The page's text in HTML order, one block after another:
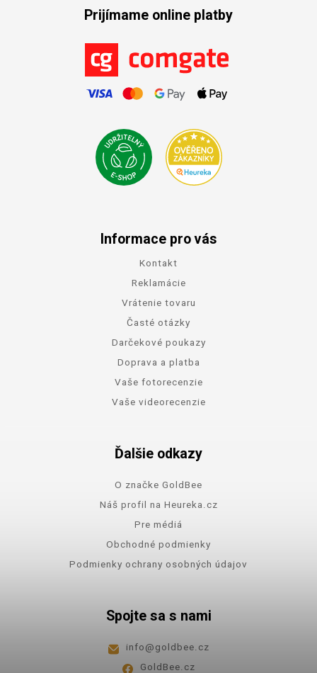
Prijímame online platby
Informace pro vás
Kontakt
Reklamácie
Vrátenie tovaru
Časté otázky
Darčekové poukazy
Doprava a platba
Vaše fotorecenzie
Vaše videorecenzie
Ďalšie odkazy
O značke GoldBee
Náš profil na Heureka.cz
Pre médiá
Obchodné podmienky
Podmienky ochrany osobných údajov
Spojte sa s nami
info@goldbee.cz
GoldBee.cz